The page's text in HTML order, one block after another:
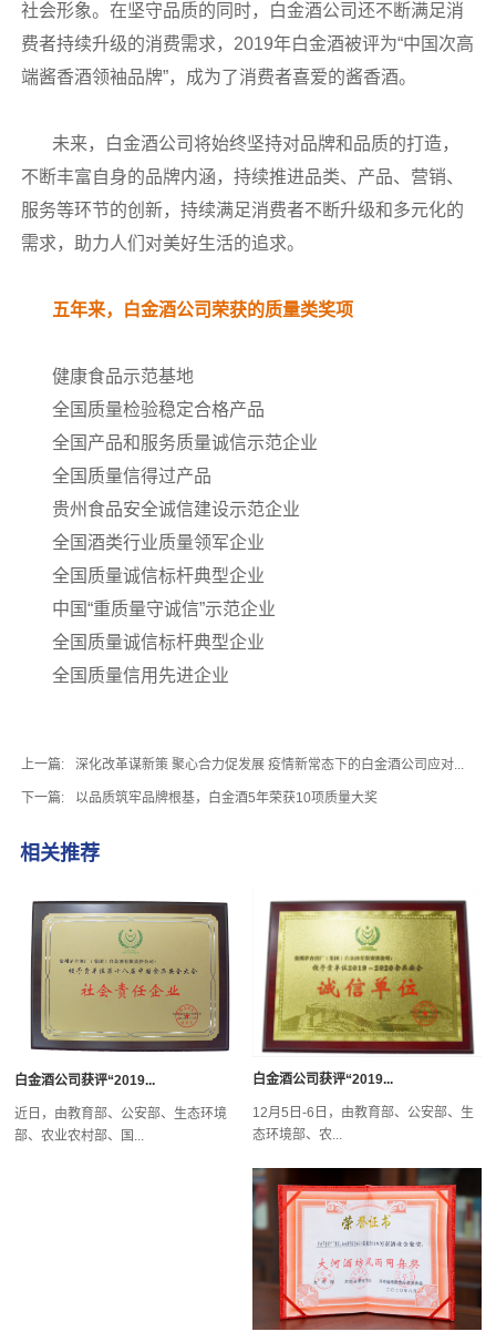
社会形象。在坚守品质的同时，白金酒公司还不断满足消
费者持续升级的消费需求，2019年白金酒被评为“中国次高
端酱香酒领袖品牌”，成为了消费者喜爱的酱香酒。
未来，白金酒公司将始终坚持对品牌和品质的打造，
不断丰富自身的品牌内涵，持续推进品类、产品、营销、
服务等环节的创新，持续满足消费者不断升级和多元化的
需求，助力人们对美好生活的追求。
五年来，白金酒公司荣获的质量类奖项
健康食品示范基地
全国质量检验稳定合格产品
全国产品和服务质量诚信示范企业
全国质量信得过产品
贵州食品安全诚信建设示范企业
全国酒类行业质量领军企业
全国质量诚信标杆典型企业
中国“重质量守诚信”示范企业
全国质量诚信标杆典型企业
全国质量信用先进企业
上一篇: 深化改革谋新策 聚心合力促发展 疫情新常态下的白金酒公司应对...
下一篇: 以品质筑牢品牌根基，白金酒5年荣获10项质量大奖
相关推荐
白金酒公司获评“2019...
近日，由教育部、公安部、生态环境
部、农业农村部、国...
白金酒公司获评“2019...
12月5日-6日，由教育部、公安部、生
态环境部、农...